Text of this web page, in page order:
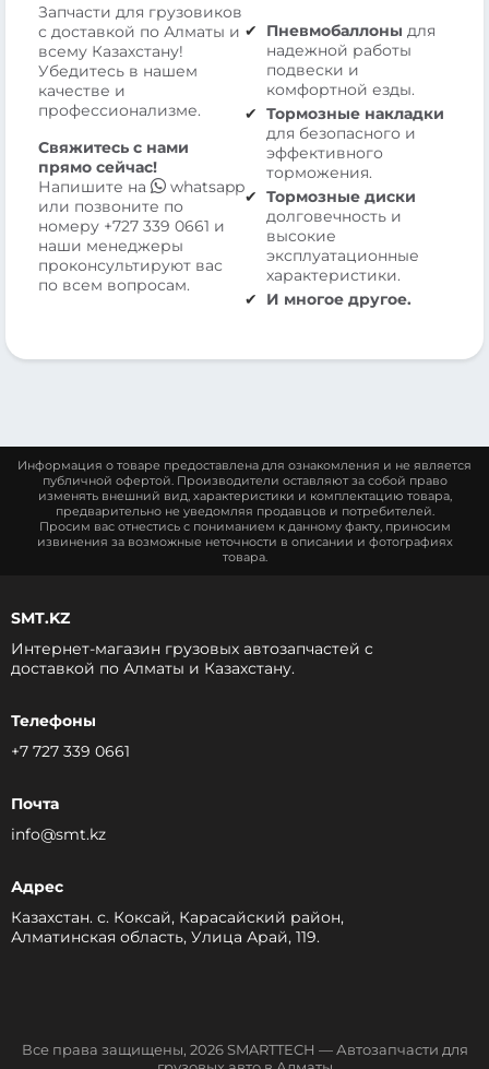
Запчасти для грузовиков
с доставкой по Алматы и
всему Казахстану!
Убедитесь в нашем
качестве и
профессионализме.
Свяжитесь с нами
прямо сейчас!
Напишите на
whatsapp
или позвоните по
номеру +727 339 0661 и
наши менеджеры
проконсультируют вас
по всем вопросам.
Пневмобаллоны для
надежной работы
подвески и
комфортной езды.
Тормозные накладки
для безопасного и
эффективного
торможения.
Тормозные диски
долговечность и
высокие
эксплуатационные
характеристики.
И многое другое.
Информация о товаре предоставлена для ознакомления и не является
публичной офертой. Производители оставляют за собой право
изменять внешний вид, характеристики и комплектацию товара,
предварительно не уведомляя продавцов и потребителей.
Просим вас отнестись с пониманием к данному факту, приносим
извинения за возможные неточности в описании и фотографиях
товара.
SMT.KZ
Интернет-магазин грузовых автозапчастей c
доставкой по Алматы и Казахстану.
Телефоны
+7 727 339 0661
Почта
info@smt.kz
Адрес
Казахстан. с. Коксай, Карасайский район,
Алматинская область, Улица Арай, 119.
Все права защищены, 2026 SMARTTECH — Автозапчасти для